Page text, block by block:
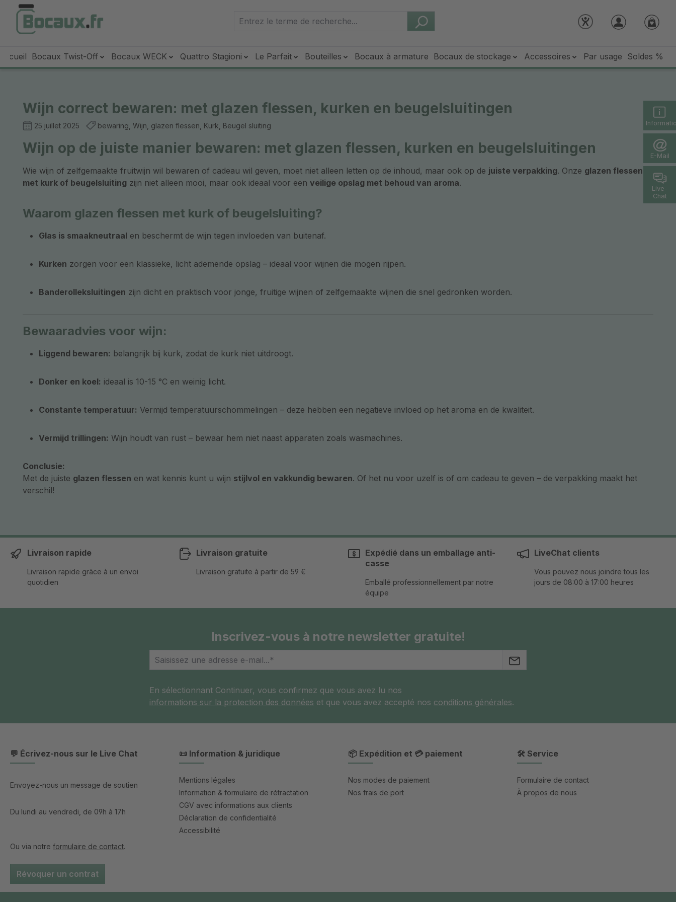
au contenu principal
Passer à la recherche
Passer à la navigation principale
E-Mail
Live-
Chat
Bocaux Twist-Off Bocaux WECK Quattro Stagioni Le Parfait Bouteilles Bocaux à armature Bocaux de stockage Accessoires Par usage Soldes %
Wijn correct bewaren: met glazen flessen, kurken en beugelsluitingen
25 juillet 2025 bewaring, Wijn, glazen flessen, Kurk, Beugel sluiting
Wijn op de juiste manier bewaren: met glazen flessen, kurken en beugelsluitingen
Wie wijn of zelfgemaakte fruitwijn wil bewaren of cadeau wil geven, moet niet alleen letten op de inhoud, maar ook op de juiste verpakking. Onze glazen flessen
met kurk of beugelsluiting zijn niet alleen mooi, maar ook ideaal voor een veilige opslag met behoud van aroma.
Waarom glazen flessen met kurk of beugelsluiting?
Glas is smaakneutraal en beschermt de wijn tegen invloeden van buitenaf.
Kurken zorgen voor een klassieke, licht ademende opslag – ideaal voor wijnen die mogen rijpen.
Banderolleksluitingen zijn dicht en praktisch voor jonge, fruitige wijnen of zelfgemaakte wijnen die snel gedronken worden.
Bewaaradvies voor wijn:
Liggend bewaren: belangrijk bij kurk, zodat de kurk niet uitdroogt.
Donker en koel: ideaal is 10-15 °C en weinig licht.
Constante temperatuur: Vermijd temperatuurschommelingen – deze hebben een negatieve invloed op het aroma en de kwaliteit.
Vermijd trillingen: Wijn houdt van rust – bewaar hem niet naast apparaten zoals wasmachines.
Conclusie:
Met de juiste glazen flessen en wat kennis kunt u wijn stijlvol en vakkundig bewaren. Of het nu voor uzelf is of om cadeau te geven – de verpakking maakt het
verschil!
Livraison rapide
Livraison rapide grâce à un envoi
quotidien
Livraison gratuite
Livraison gratuite à partir de 59 €
Expédié dans un emballage anti-
casse
Emballé professionnellement par notre
équipe
LiveChat clients
Vous pouvez nous joindre tous les
jours de 08:00 à 17:00 heures
Inscrivez-vous à notre newsletter gratuite!
En sélectionnant Continuer, vous confirmez que vous avez lu nos
informations sur la protection des données et que vous avez accepté nos conditions générales.
💬 Écrivez-nous sur le Live Chat
Envoyez-nous un message de soutien
Du lundi au vendredi, de 09h à 17h
Ou via notre formulaire de contact.
Révoquer un contrat
📜 Information & juridique
Mentions légales
Information & formulaire de rétractation
CGV avec informations aux clients
Déclaration de confidentialité
Accessibilité
📦 Expédition et 💳 paiement
Nos modes de paiement
Nos frais de port
🛠 Service
Formulaire de contact
À propos de nous